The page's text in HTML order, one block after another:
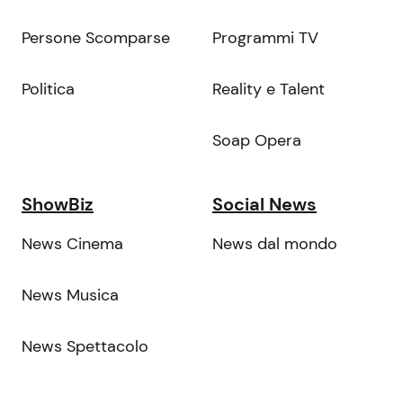
Persone Scomparse
Politica
Programmi TV
Reality e Talent
Soap Opera
ShowBiz
News Cinema
News Musica
News Spettacolo
Social News
News dal mondo